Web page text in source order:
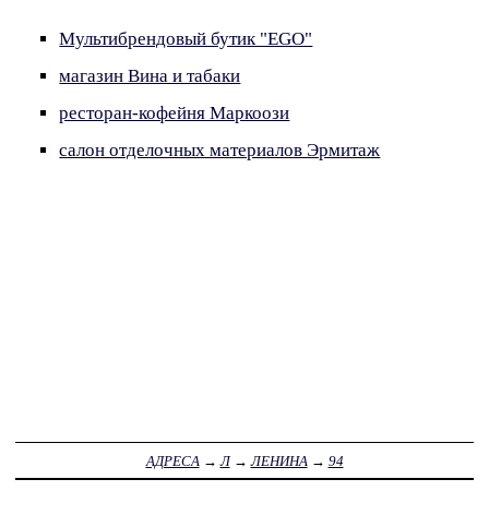
Мультибрендовый бутик "EGO"
магазин Вина и табаки
ресторан-кофейня Маркоози
салон отделочных материалов Эрмитаж
АДРЕСА →Л→ЛЕНИНА → 94